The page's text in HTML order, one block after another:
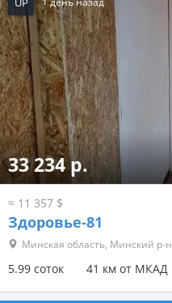
33 234 р.
≈ 11 357 $
Здоровье-81
Минская область, Минский р-н
5.99 соток 41 км от МКАД